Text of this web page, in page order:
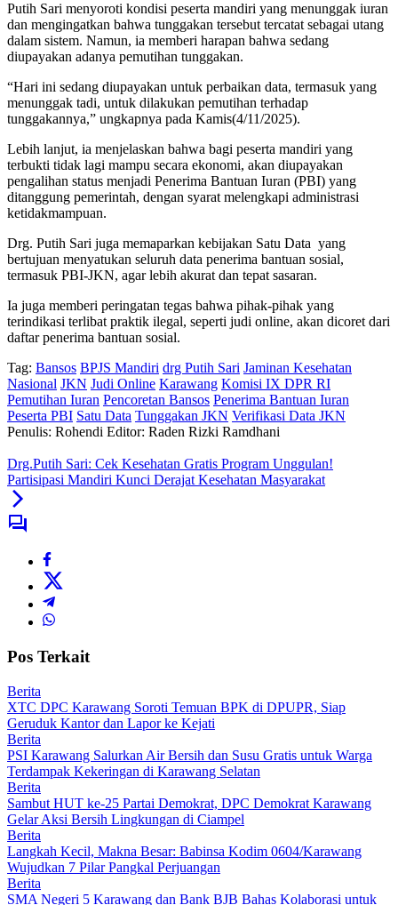
Putih Sari menyoroti kondisi peserta mandiri yang menunggak iuran
dan mengingatkan bahwa tunggakan tersebut tercatat sebagai utang
dalam sistem. Namun, ia memberi harapan bahwa sedang
diupayakan adanya pemutihan tunggakan.
“Hari ini sedang diupayakan untuk perbaikan data, termasuk yang
menunggak tadi, untuk dilakukan pemutihan terhadap
tunggakannya,” ungkapnya pada Kamis(4/11/2025).
Lebih lanjut, ia menjelaskan bahwa bagi peserta mandiri yang
terbukti tidak lagi mampu secara ekonomi, akan diupayakan
pengalihan status menjadi Penerima Bantuan Iuran (PBI) yang
ditanggung pemerintah, dengan syarat melengkapi administrasi
ketidakmampuan.
Drg. Putih Sari juga memaparkan kebijakan Satu Data yang
bertujuan menyatukan seluruh data penerima bantuan sosial,
termasuk PBI-JKN, agar lebih akurat dan tepat sasaran.
Ia juga memberi peringatan tegas bahwa pihak-pihak yang
terindikasi terlibat praktik ilegal, seperti judi online, akan dicoret dari
daftar penerima bantuan sosial.
Tag: Bansos BPJS Mandiri drg Putih Sari Jaminan Kesehatan
Nasional JKN Judi Online Karawang Komisi IX DPR RI
Pemutihan Iuran Pencoretan Bansos Penerima Bantuan Iuran
Peserta PBI Satu Data Tunggakan JKN Verifikasi Data JKN
Penulis: Rohendi Editor: Raden Rizki Ramdhani
Drg.Putih Sari: Cek Kesehatan Gratis Program Unggulan!
Partisipasi Mandiri Kunci Derajat Kesehatan Masyarakat
Pos Terkait
Berita
XTC DPC Karawang Soroti Temuan BPK di DPUPR, Siap
Geruduk Kantor dan Lapor ke Kejati
Berita
PSI Karawang Salurkan Air Bersih dan Susu Gratis untuk Warga
Terdampak Kekeringan di Karawang Selatan
Berita
Sambut HUT ke-25 Partai Demokrat, DPC Demokrat Karawang
Gelar Aksi Bersih Lingkungan di Ciampel
Berita
Langkah Kecil, Makna Besar: Babinsa Kodim 0604/Karawang
Wujudkan 7 Pilar Pangkal Perjuangan
Berita
SMA Negeri 5 Karawang dan Bank BJB Bahas Kolaborasi untuk